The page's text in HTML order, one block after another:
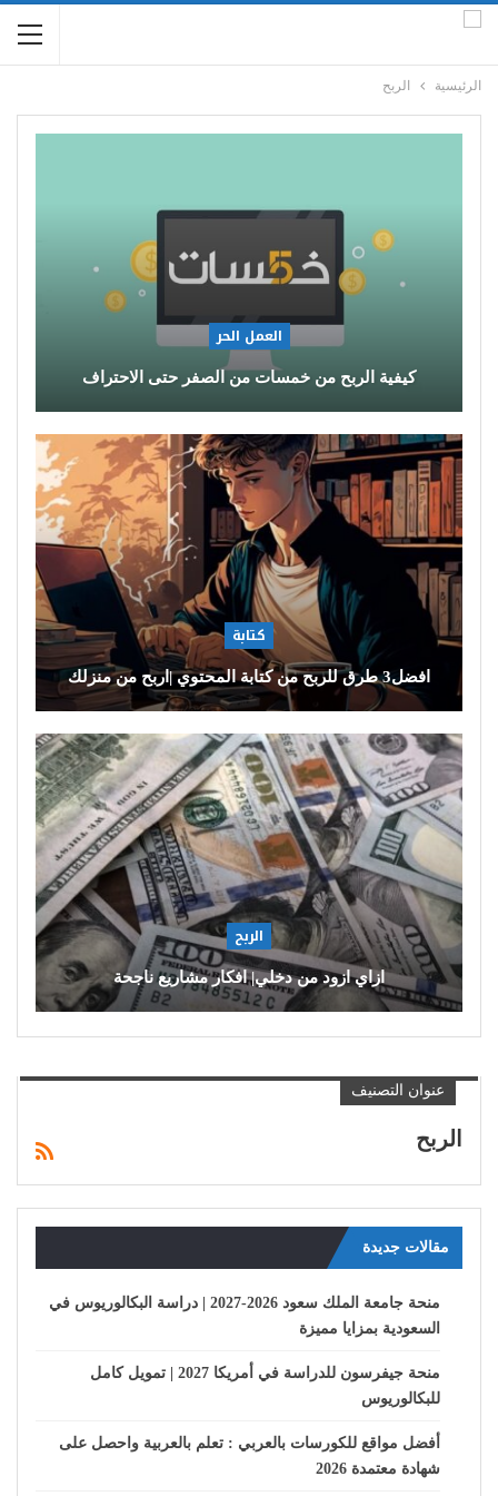
الرئيسية الربح
العمل الحر
كيفية الربح من خمسات من الصفر حتى الاحتراف
كتابة
افضل3 طرق للربح من كتابة المحتوي |اربح من منزلك
الربح
ازاي ازود من دخلي| افكار مشاريع ناجحة
عنوان التصنيف
الربح
مقالات جديدة
منحة جامعة الملك سعود 2026-2027 | دراسة البكالوريوس في
السعودية بمزايا مميزة
منحة جيفرسون للدراسة في أمريكا 2027 | تمويل كامل
للبكالوريوس
أفضل مواقع للكورسات بالعربي : تعلم بالعربية واحصل على
شهادة معتمدة 2026